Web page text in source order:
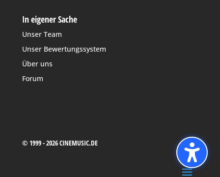
In eigener Sache
Unser Team
Unser Bewertungssystem
Über uns
Forum
© 1999 - 2026 CINEMUSIC.DE